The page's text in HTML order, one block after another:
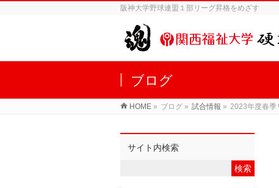
阪神大学野球連盟１部リーグ昇格をめざす
ブログ
HOME » ブログ » 試合情報 » 2023年度春季
サイト内検索